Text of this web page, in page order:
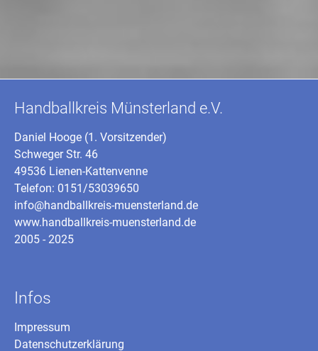
Handballkreis Münsterland e.V.
Daniel Hooge (1. Vorsitzender)
Schweger Str. 46
49536 Lienen-Kattenvenne
Telefon: 0151/53039650
info@handballkreis-muensterland.de
www.handballkreis-muensterland.de
2005 - 2025
Infos
Impressum
Datenschutzerklärung